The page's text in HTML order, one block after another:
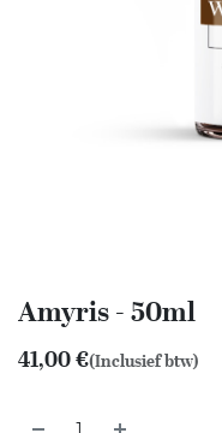
Amyris - 50ml
41,00€(Inclusief btw)